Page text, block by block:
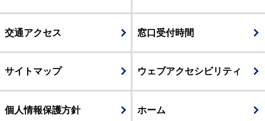
交通アクセス 窓口受付時間
サイトマップ ウェブアクセシビリティ
個人情報保護方針 ホーム